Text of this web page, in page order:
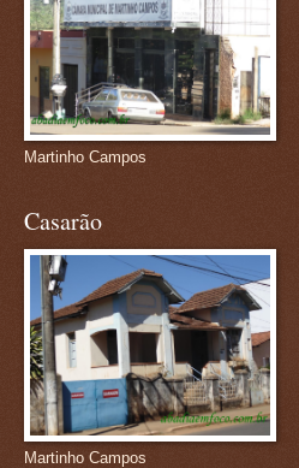
Martinho Campos
Casarão
Martinho Campos